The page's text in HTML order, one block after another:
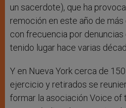
un sacerdote), que ha
remoción en este año de
con frecuencia por
tenido lugar hace varias
Y en Nueva York cerca de
ejercicio y retirados se
formar la asociación Voice of